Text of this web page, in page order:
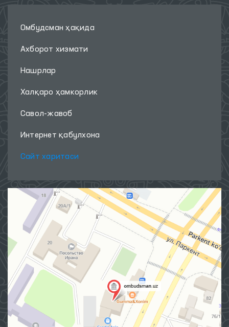
Омбудсман ҳақида
Ахборот хизмати
Нашрлар
Халқаро ҳамкорлик
Савол-жавоб
Интернет қабулхона
Сайт харитаси